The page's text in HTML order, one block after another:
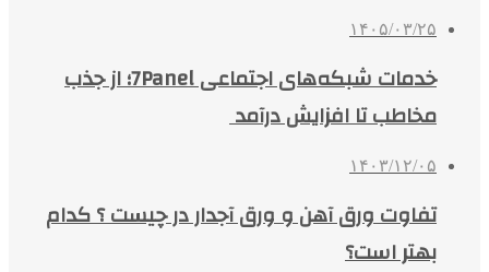
۱۴۰۵/۰۳/۲۵
خدمات شبکه‌های اجتماعی 7Panel؛ از جذب
مخاطب تا افزایش درآمد
۱۴۰۳/۱۲/۰۵
تفاوت ورق آهن و ورق آجدار در چیست ؟ کدام
بهتر است؟